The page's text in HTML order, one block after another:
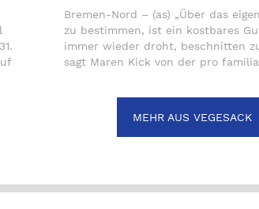
Bremen-Nord – (as) „Über das
zu bestimmen, ist ein kostbares
immer wieder droht, beschnitten
sagt Maren Kick von der pro
MEHR AUS VEGESACK